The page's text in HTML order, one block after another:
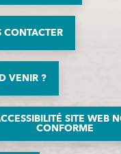
CONTACTER
VENIR ?
SITE WEB
CONFORME